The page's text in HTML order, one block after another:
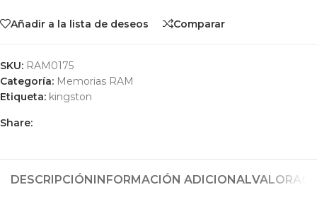
Añadir a la lista de deseos Comparar
SKU: RAM0175
Categoría: Memorias RAM
Etiqueta: kingston
Share:
DESCRIPCIÓN INFORMACIÓN ADICIONAL